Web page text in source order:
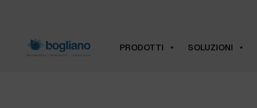
PRODOTTI SOLUZIONI